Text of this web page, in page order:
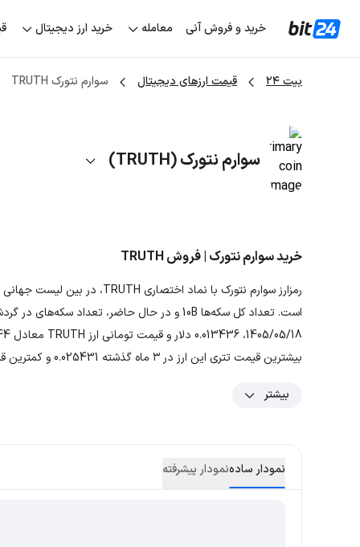
خرید و فروش آنی معامله خرید ارز دیجیتال
بیت ۲۴ قیمت ارزهای دیجیتال سوارم نتورک TRUTH
سوارم نتورک (TRUTH)
خرید سوارم نتورک | فروش TRUTH
بیشترین قیمت تتری این ارز در ۳ ماه گذشته 0.025431 و کمترین قیمت تتری آن 0.008431 بوده است.
بیشتر
نمودار سادهنمودار پیشرفته